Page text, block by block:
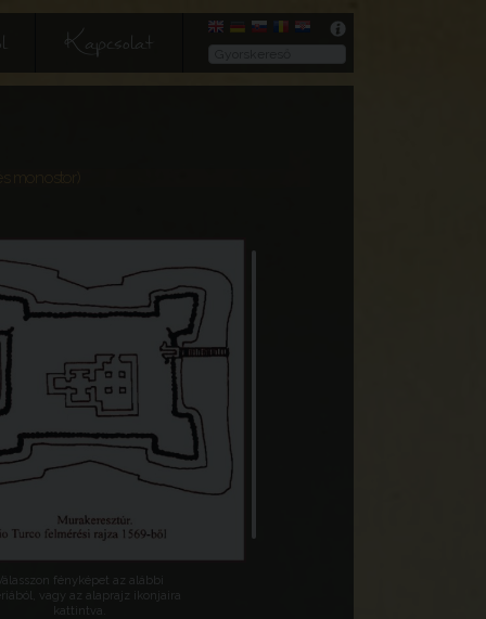
Kapcsolat
monostor)
fényképet az alábbi
vagy az alaprajz ikonjaira
kattintva.